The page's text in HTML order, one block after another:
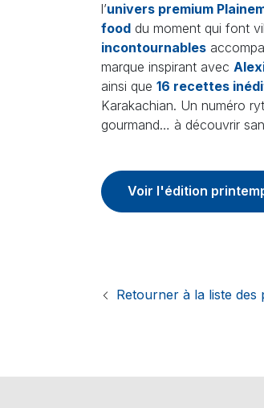
l’univers premium
food du moment qui font
incontournables
marque inspirant avec
ainsi que 16 recettes
Karakachian. Un numéro
gourmand… à découvrir
Voir l'édition
Retourner à la liste des